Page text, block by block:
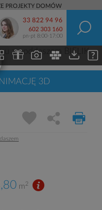
PROJEKTY DOMÓW
33 822 94 96
602 303 160
pn-pt 8:00-17:00
3D
m2